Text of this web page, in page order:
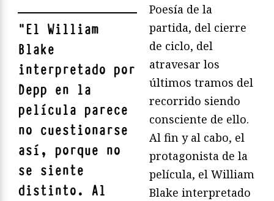
"El William
Blake
interpretado por
Depp en la
película parece
no cuestionarse
así, porque no
se siente
distinto. Al
Poesía de la
partida, del cierre
de ciclo, del
atravesar los
últimos tramos del
recorrido siendo
consciente de ello.
Al fin y al cabo, el
protagonista de la
película, el William
Blake interpretado